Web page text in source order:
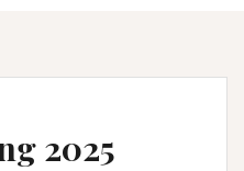
2025